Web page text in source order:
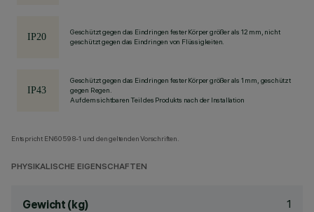
Geschützt gegen das Eindringen fester Körper größer als 12 mm, nicht
geschützt gegen das Eindringen von Flüssigkeiten.
Geschützt gegen das Eindringen fester Körper größer als 1 mm, geschützt
gegen Regen.
Auf dem sichtbaren Teil des Produkts nach der Installation
Entspricht EN60598-1 und den geltenden Vorschriften.
PHYSIKALISCHE EIGENSCHAFTEN
Gewicht (kg) 1